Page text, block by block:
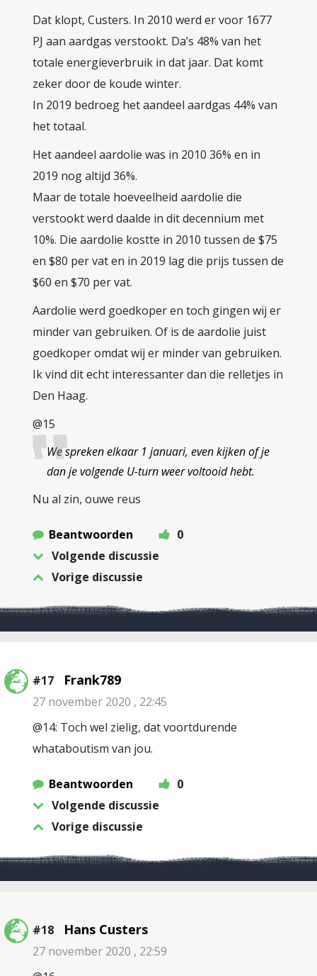
Dat klopt, Custers. In 2010 werd er voor 1677
PJ aan aardgas verstookt. Da’s 48% van het
totale energieverbruik in dat jaar. Dat komt
zeker door de koude winter.
In 2019 bedroeg het aandeel aardgas 44% van
het totaal.
Het aandeel aardolie was in 2010 36% en in
2019 nog altijd 36%.
Maar de totale hoeveelheid aardolie die
verstookt werd daalde in dit decennium met
10%. Die aardolie kostte in 2010 tussen de $75
en $80 per vat en in 2019 lag die prijs tussen de
$60 en $70 per vat.
Aardolie werd goedkoper en toch gingen wij er
minder van gebruiken. Of is de aardolie juist
goedkoper omdat wij er minder van gebruiken.
Ik vind dit echt interessanter dan die relletjes in
Den Haag.
@15
We spreken elkaar 1 januari, even kijken of je
dan je volgende U-turn weer voltooid hebt.
Nu al zin, ouwe reus
Beantwoorden
0
Volgende discussie
Vorige discussie
#17 Frank789
27 november 2020 , 22:45
@14: Toch wel zielig, dat voortdurende
whataboutism van jou.
Beantwoorden
0
Volgende discussie
Vorige discussie
#18 Hans Custers
27 november 2020 , 22:59